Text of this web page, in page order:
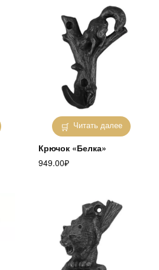
Читать далее
Крючок «Белка»
949.00₽